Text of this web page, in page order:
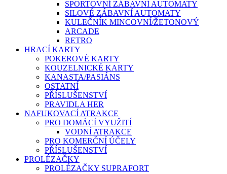
SPORTOVNÍ ZÁBAVNÍ AUTOMATY
SILOVÉ ZÁBAVNÍ AUTOMATY
KULEČNÍK MINCOVNÍ/ŽETONOVÝ
ARCADE
RETRO
HRACÍ KARTY
POKEROVÉ KARTY
KOUZELNICKÉ KARTY
KANASTA/PASIÁNS
OSTATNÍ
PŘÍSLUŠENSTVÍ
PRAVIDLA HER
NAFUKOVACÍ ATRAKCE
PRO DOMÁCÍ VYUŽITÍ
VODNÍ ATRAKCE
PRO KOMERČNÍ ÚČELY
PŘÍSLUŠENSTVÍ
PROLÉZAČKY
PROLÉZAČKY SUPRAFORT